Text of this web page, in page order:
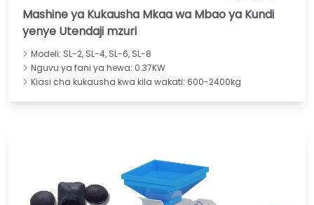
Mashine ya Kukausha Mkaa wa Mbao ya Kundi
yenye Utendaji mzuri
Modeli: SL-2, SL-4, SL-6, SL-8
Nguvu ya fani ya hewa: 0.37KW
Kiasi cha kukausha kwa kila wakati: 600-2400kg